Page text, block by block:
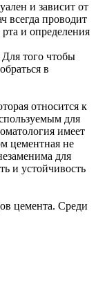
и зависит от
всегда проводит
и определения
того чтобы
в
относится к
для
имеет
цементная не
для
и устойчивость
цемента. Среди